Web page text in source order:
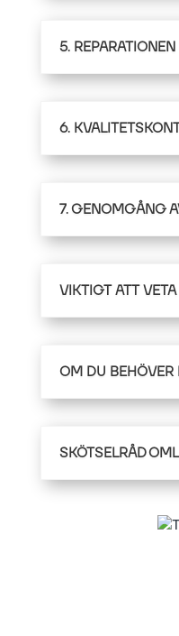
5.
6.
7. GENOMGÅNG
VIKTIGT ATT VETA
OM DU BEHÖVER
SKÖTSELRÅD